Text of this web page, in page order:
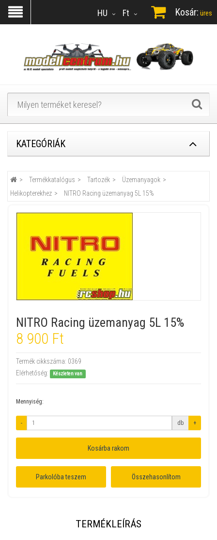
Ft
HU Kosár: üres
KATEGÓRIÁK
Termékkatalógus Tartozék
Üzemanyagok
Helikopterekhez
NITRO Racing üzemanyag 5L 15%
NITRO Racing üzemanyag 5L 15%
8 900 Ft
Termék cikkszáma: 0369
Elérhetőség:
Készleten van
Mennyiség:
- db +
Kosárba rakom
Parkolóba teszem Összehasonlítom
TERMÉKLEÍRÁS